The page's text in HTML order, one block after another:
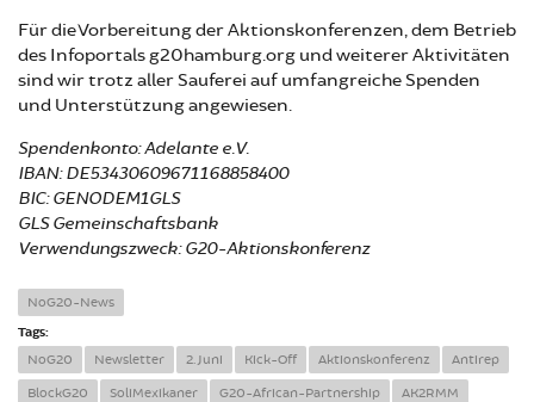
Für die Vorbereitung der Aktionskonferenzen, dem Betrieb
des Infoportals g20hamburg.org und weiterer Aktivitäten
sind wir trotz aller Sauferei auf umfangreiche Spenden
und Unterstützung angewiesen.
Spendenkonto: Adelante e.V.
IBAN: DE53430609671168858400
BIC: GENODEM1GLS
GLS Gemeinschaftsbank
Verwendungszweck: G20-Aktionskonferenz
NoG20-News
Tags:
NoG20 Newsletter 2. Juni Kick-Off Aktionskonferenz Antirep
BlockG20 SoliMexikaner G20-African-Partnership AK2RMM